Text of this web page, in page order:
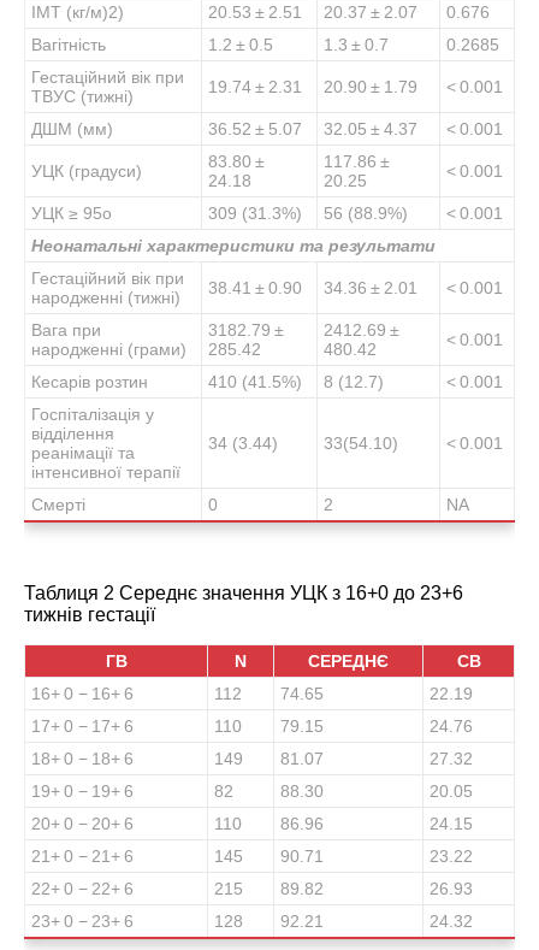
ІМТ (кг/м)2) 20.53 ± 2.51 20.37 ± 2.07
0.676
Вагітність
1.2 ± 0.5 1.3 ± 0.7
0.2685
Гестаційний вік при
ТВУС (тижні)
19.74 ± 2.31 20.90 ± 1.79 < 0.001
ДШМ (мм) 36.52 ± 5.07 32.05 ± 4.37 < 0.001
УЦК (градуси)
83.80 ±
24.18
117.86 ±
20.25
< 0.001
УЦК ≥ 95o 309 (31.3%) 56 (88.9%)
< 0.001
Неонатальні характеристики та результати
Гестаційний вік при
народженні (тижні)
38.41 ± 0.90 34.36 ± 2.01 < 0.001
Вага при
народженні (грами)
3182.79 ±
285.42
2412.69 ±
480.42
< 0.001
Кесарів розтин 410 (41.5%) 8 (12.7)
< 0.001
Госпіталізація у
відділення
реанімації та
інтенсивної терапії
34 (3.44) 33(54.10) < 0.001
Смерті 0 2 NA
Таблиця 2 Середнє значення УЦК з 16+0 до 23+6
тижнів гестації
ГВ N СЕРЕДНЄ
СВ
16+ 0 − 16+ 6 112 74.65
22.19
17+ 0 − 17+ 6 110 79.15
24.76
18+ 0 − 18+ 6 149 81.07
27.32
19+ 0 − 19+ 6 82 88.30
20.05
20+ 0 − 20+ 6 110 86.96
24.15
21+ 0 − 21+ 6 145 90.71
23.22
22+ 0 − 22+ 6 215 89.82
26.93
23+ 0 − 23+ 6 128 92.21 24.32